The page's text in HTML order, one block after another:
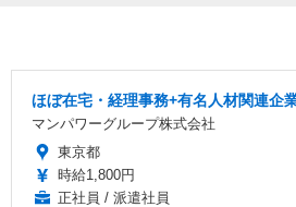
ほぼ在宅・経理事務+有名人材関連企
マンパワーグループ株式会社
東京都
時給1,800円
正社員 / 派遣社員